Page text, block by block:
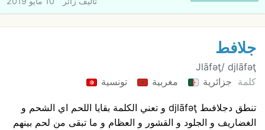
جلافط
Jlāfəţ/ djlāfəţ
كلمة جزائرية مغربية تونسية
تنطق دجلافںط djlāfəţ و تعني الكلمة بقايا اللحم اي الشحم و
الغضاريف و الجلود و القشور و العظام و ما تبقى من لحم بينهم